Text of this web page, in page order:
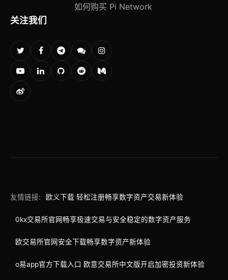
关注我们
如何购买 Pi Network
友情链接: 欧义下载 轻松注册畅享数字资产交易新体验
0kx交易所官网畅享极速交易与安全稳定的数字资产服务
欧交易所官网安全下载畅享数字资产新体验
o易app官方下载入口 欧意交易所中文版开启加密投资新体验